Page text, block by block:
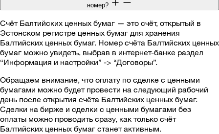
номер?
Счёт Балтийских ценных бумаг — это счёт, открытый в
Эстонском регистре ценных бумаг для хранения
Балтийских ценных бумаг. Номер счёта Балтийских ценных
бумаг можно увидеть, выбрав в интернет-банке раздел
“Информация и настройки” -> “Договоры”.
Обращаем внимание, что оплату по сделке с ценными
бумагами можно будет провести на следующий рабочий
день после открытия счёта Балтийских ценных бумаг.
Сделки на бирже и сделки с ценными бумагами без
оплаты можно проводить сразу, как только счёт
Балтийских ценных бумаг станет активным.